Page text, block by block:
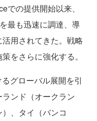
の提供開始以来、
最も迅速に調達、導
用されてきた。戦略
をさらに強化する。
グローバル展開を引
ンド（オークラン
、タイ（バンコ